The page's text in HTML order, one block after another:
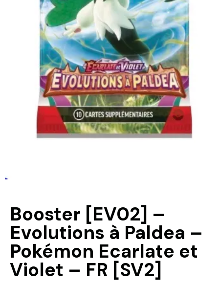
Booster [EV02] –
Evolutions à Paldea –
Pokémon Ecarlate et
Violet – FR [SV2]